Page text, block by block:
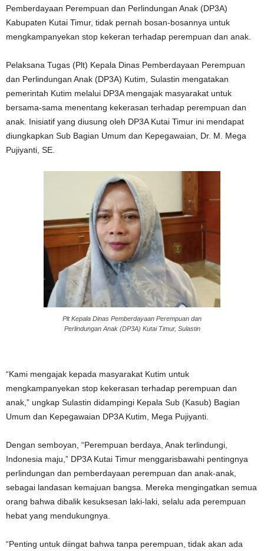
Pemberdayaan Perempuan dan Perlindungan Anak (DP3A)
Kabupaten Kutai Timur, tidak pernah bosan-bosannya untuk
mengkampanyekan stop kekeran terhadap perempuan dan anak.
Pelaksana Tugas (Plt) Kepala Dinas Pemberdayaan Perempuan
dan Perlindungan Anak (DP3A) Kutim, Sulastin mengatakan
pemerintah Kutim melalui DP3A mengajak masyarakat untuk
bersama-sama menentang kekerasan terhadap perempuan dan
anak. Inisiatif yang diusung oleh DP3A Kutai Timur ini mendapat
diungkapkan Sub Bagian Umum dan Kepegawaian, Dr. M. Mega
Pujiyanti, SE.
Plt Kepala Dinas Pemberdayaan Perempuan dan
Perlindungan Anak (DP3A) Kutai Timur, Sulastin
“Kami mengajak kepada masyarakat Kutim untuk
mengkampanyekan stop kekerasan terhadap perempuan dan
anak,” ungkap Sulastin didampingi Kepala Sub (Kasub) Bagian
Umum dan Kepegawaian DP3A Kutim, Mega Pujiyanti.
Dengan semboyan, “Perempuan berdaya, Anak terlindungi,
Indonesia maju,” DP3A Kutai Timur menggarisbawahi pentingnya
perlindungan dan pemberdayaan perempuan dan anak-anak,
sebagai landasan kemajuan bangsa. Mereka mengingatkan semua
orang bahwa dibalik kesuksesan laki-laki, selalu ada perempuan
hebat yang mendukungnya.
“Penting untuk diingat bahwa tanpa perempuan, tidak akan ada